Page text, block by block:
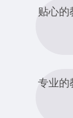
贴心的
专业的